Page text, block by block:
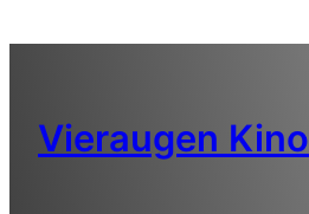
Vieraugen Kino